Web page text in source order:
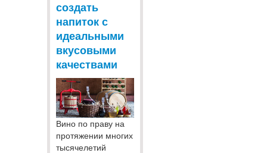
создать
напиток с
идеальными
вкусовыми
качествами
Вино по праву на
протяжении многих
тысячелетий